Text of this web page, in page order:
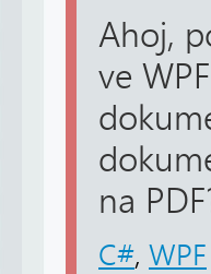
Ahoj,
ve
na
C#, WPF